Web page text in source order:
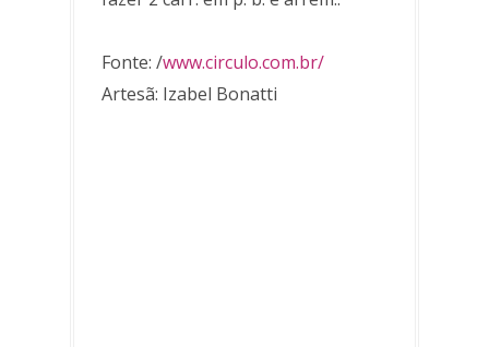
Fonte: /www.circulo.com.br/
Artesã: Izabel Bonatti